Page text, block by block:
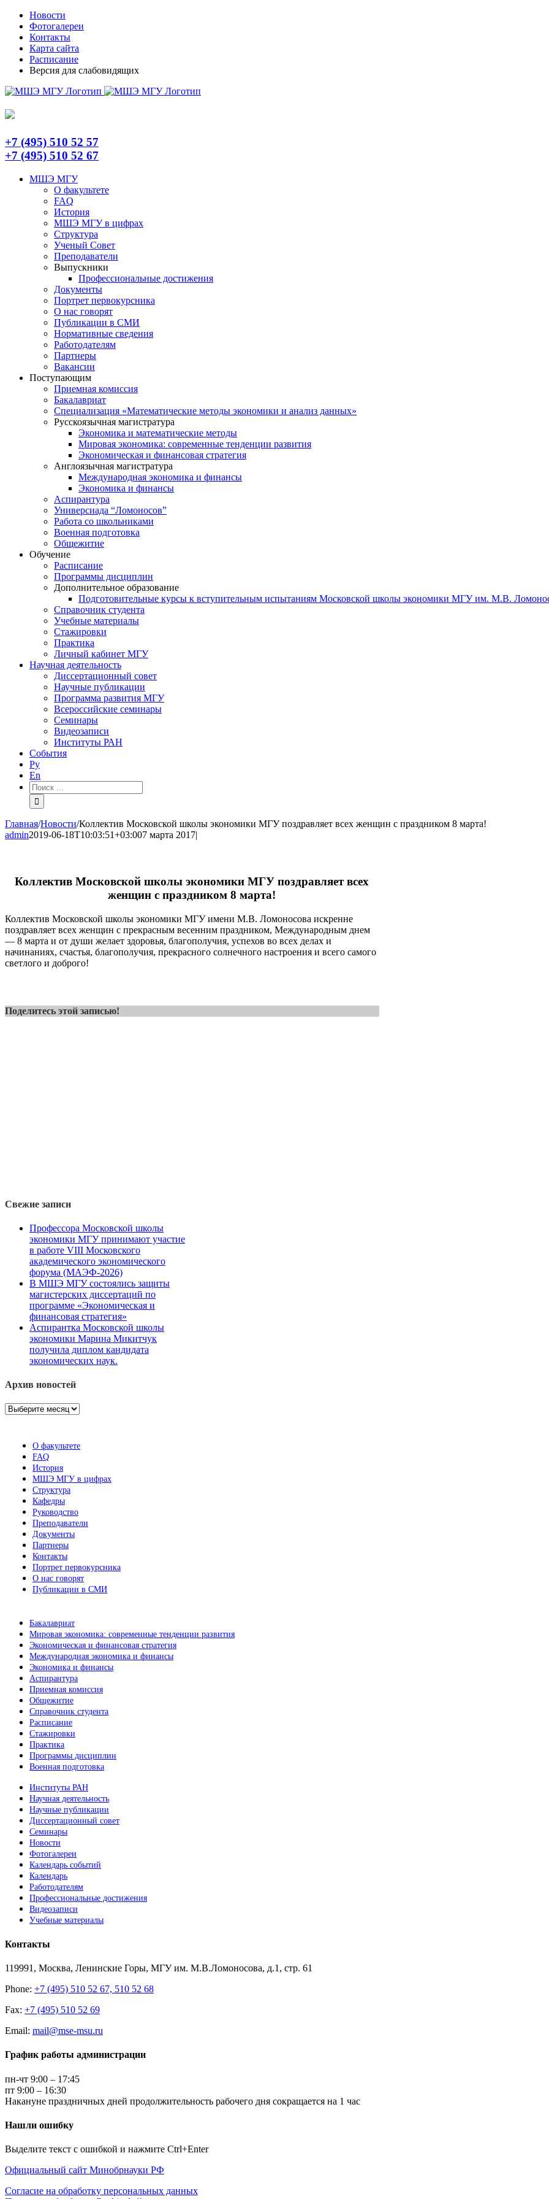
Skip
content
TelegramНовости
Фотогалереи
Контакты
Карта сайта
Расписание
Версия для слабовидящих
+7 (495) 510 52 57
+7 (495) 510 52 67
МШЭ МГУ
О факультете
FAQ
История
МШЭ МГУ в цифрах
Структура
Ученый Совет
Преподаватели
Выпускники
Профессиональные достижения
Документы
Портрет первокурсника
О нас говорят
Публикации в СМИ
Нормативные сведения
Работодателям
Партнеры
Вакансии
Поступающим
Приемная комиссия
Бакалавриат
Специализация «Математические методы экономики и анализ данных»
Русскоязычная магистратура
Экономика и математические методы
Мировая экономика: современные тенденции развития
Экономическая и финансовая стратегия
Англоязычная магистратура
Международная экономика и финансы
Экономика и финансы
Аспирантура
Универсиада “Ломоносов”
Работа со школьниками
Военная подготовка
Общежитие
Обучение
Расписание
Программы дисциплин
Дополнительное образование
Подготовительные курсы к вступительным испытаниям Московской школы экономики МГУ им. М.В.
Справочник студента
Учебные материалы
Стажировки
Практика
Личный кабинет МГУ
Научная деятельность
Диссертационный совет
Научные публикации
Программа развития МГУ
Всероссийские семинары
Семинары
Видеозаписи
Институты РАН
События
Ру
En
Результат
поиска:
Главная/Новости/Коллектив Московской школы экономики МГУ поздравляет всех женщин с праздником 8 марта!
admin2019-06-18T10:03:51+03:007 марта 2017|
Коллектив Московской школы экономики МГУ поздравляет всех
женщин с праздником 8 марта!
Коллектив Московской школы экономики МГУ имени М.В. Ломоносова искренне
поздравляет всех женщин с прекрасным весенним праздником, Международным днем
— 8 марта и от души желает здоровья, благополучия, успехов во всех делах и
начинаниях, счастья, благополучия, прекрасного солнечного настроения и всего самого
светлого и доброго!
Поделитесь этой записью!
Свежие записи
Профессора Московской школы
экономики МГУ принимают участие
в работе VIII Московского
академического экономического
форума (МАЭФ-2026)
В МШЭ МГУ состоялись защиты
магистерских диссертаций по
программе «Экономическая и
финансовая стратегия»
Аспирантка Московской школы
экономики Марина Микитчук
получила диплом кандидата
экономических наук.
Архив новостей
Архив
О факультете
FAQ
История
МШЭ МГУ в цифрах
Структура
Кафедры
Руководство
Преподаватели
Документы
Партнеры
Контакты
Портрет первокурсника
О нас говорят
Публикации в СМИ
Бакалавриат
Мировая экономика: современные тенденции развития
Экономическая и финансовая стратегия
Международная экономика и финансы
Экономика и финансы
Аспирантура
Приемная комиссия
Общежитие
Справочник студента
Расписание
Стажировки
Практика
Программы дисциплин
Военная подготовка
Институты РАН
Научная деятельность
Научные публикации
Диссертационный совет
Семинары
Новости
Фотогалереи
Календарь событий
Календарь
Работодателям
Профессиональные достижения
Видеозаписи
Учебные материалы
Контакты
119991, Москва, Ленинские Горы, МГУ им. М.В.Ломоносова, д.1, стр. 61
Phone: +7 (495) 510 52 67, 510 52 68
Fax: +7 (495) 510 52 69
Email: mail@mse-msu.ru
График работы администрации
пн-чт 9:00 – 17:45
пт 9:00 – 16:30
Накануне праздничных дней продолжительность рабочего дня сокращается на 1 час
Нашли ошибку
Выделите текст с ошибкой и нажмите Ctrl+Enter
Официальный сайт Минобрнауки РФ
Согласие на обработку персональных данных